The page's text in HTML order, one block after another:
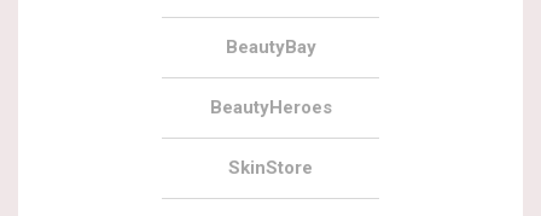
BeautyBay
BeautyHeroes
SkinStore